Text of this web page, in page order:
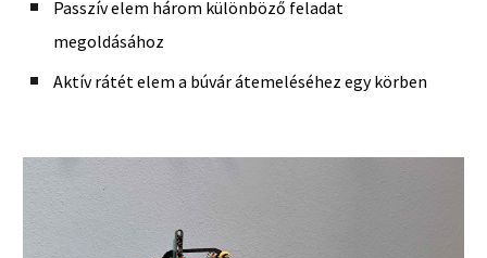
Passzív elem három különböző feladat
megoldásához
Aktív rátét elem a búvár átemeléséhez egy körben